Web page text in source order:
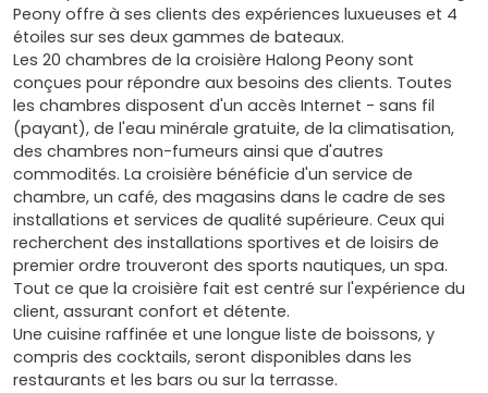
Peony offre à ses clients des expériences luxueuses et 4
étoiles sur ses deux gammes de bateaux.
Les 20 chambres de la croisière Halong Peony sont
conçues pour répondre aux besoins des clients. Toutes
les chambres disposent d'un accès Internet - sans fil
(payant), de l'eau minérale gratuite, de la climatisation,
des chambres non-fumeurs ainsi que d'autres
commodités. La croisière bénéficie d'un service de
chambre, un café, des magasins dans le cadre de ses
installations et services de qualité supérieure. Ceux qui
recherchent des installations sportives et de loisirs de
premier ordre trouveront des sports nautiques, un spa.
Tout ce que la croisière fait est centré sur l'expérience du
client, assurant confort et détente.
Une cuisine raffinée et une longue liste de boissons, y
compris des cocktails, seront disponibles dans les
restaurants et les bars ou sur la terrasse.